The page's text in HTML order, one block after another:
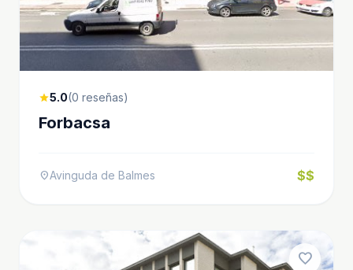
star5.0(0 reseñas)
Forbacsa
location_onAvinguda de Balmes $$
favorite